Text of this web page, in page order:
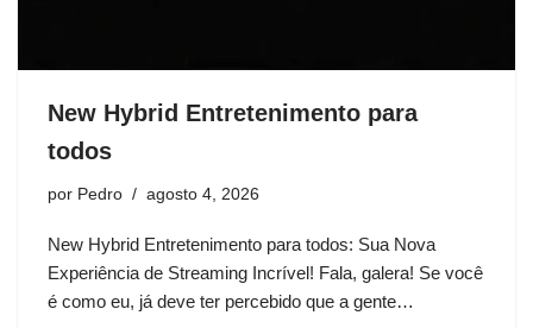
New Hybrid Entretenimento para
todos
por Pedro agosto 4, 2026
New Hybrid Entretenimento para todos: Sua Nova
Experiência de Streaming Incrível! Fala, galera! Se você
é como eu, já deve ter percebido que a gente…